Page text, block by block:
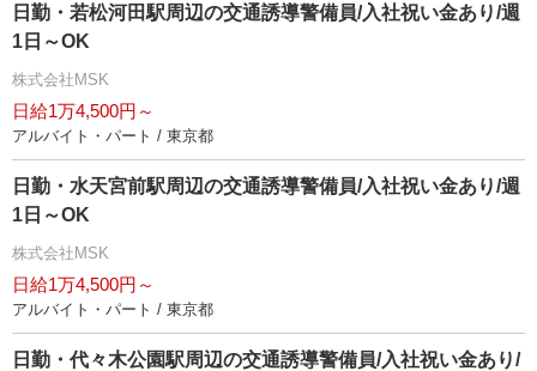
日勤・若松河田駅周辺の交通誘導警備員/入社祝い金あり/週
1日～OK
株式会社MSK
日給1万4,500円～
アルバイト・パート / 東京都
日勤・水天宮前駅周辺の交通誘導警備員/入社祝い金あり/週
1日～OK
株式会社MSK
日給1万4,500円～
アルバイト・パート / 東京都
日勤・代々木公園駅周辺の交通誘導警備員/入社祝い金あり/